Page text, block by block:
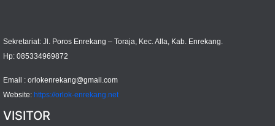
Sekretariat: Jl. Poros Enrekang – Toraja, Kec. Alla, Kab. Enrekang.
Hp: 085334969872
Email : orlokenrekang@gmail.com
Website: https://orlok-enrekang.net
VISITOR